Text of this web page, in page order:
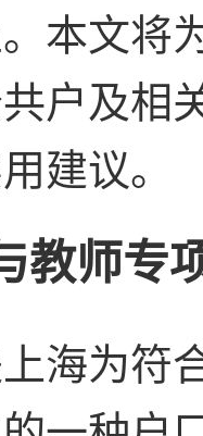
本文将
户及相
建议。
教师专
海为符